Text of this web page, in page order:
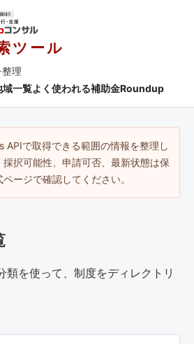
ツール
理
域一覧よく使われる補助金Roundup
APIで取得できる範囲の情報を整理し
択可能性、申請可否、最新状態は保
ージで確認してください。
を使って、制度をディレクトリ